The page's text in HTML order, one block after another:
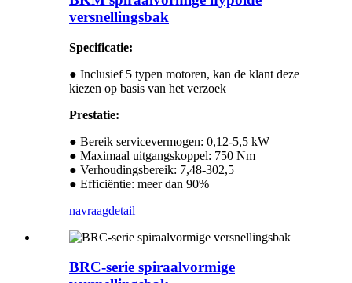
versnellingsbak
Specificatie:
● Inclusief 5 typen motoren, kan de klant deze
kiezen op basis van het verzoek
Prestatie:
● Bereik servicevermogen: 0,12-5,5 kW
● Maximaal uitgangskoppel: 750 Nm
● Verhoudingsbereik: 7,48-302,5
● Efficiëntie: meer dan 90%
navraagdetail
BRC-serie spiraalvormige